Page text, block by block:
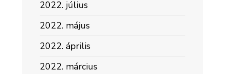
2022. július
2022. május
2022. április
2022. március